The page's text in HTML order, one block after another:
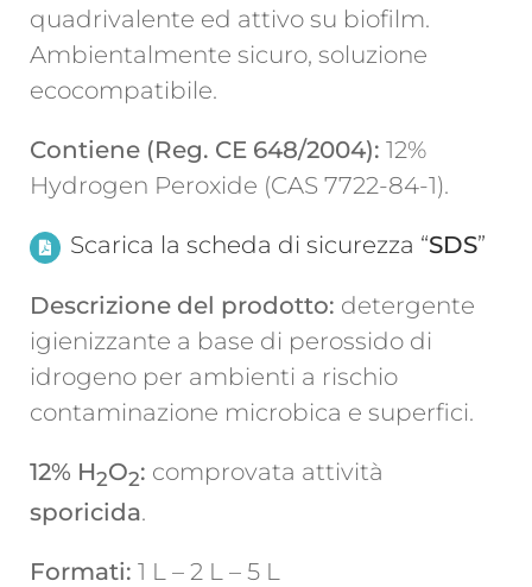
quadrivalente ed attivo su biofilm.
Ambientalmente sicuro, soluzione
ecocompatibile.
Contiene (Reg. CE 648/2004): 12%
Hydrogen Peroxide (CAS 7722-84-1).
Scarica la scheda di sicurezza “SDS”
Descrizione del prodotto: detergente
igienizzante a base di perossido di
idrogeno per ambienti a rischio
contaminazione microbica e superfici.
12% H2O2: comprovata attività
sporicida.
Formati: 1 L – 2 L – 5 L